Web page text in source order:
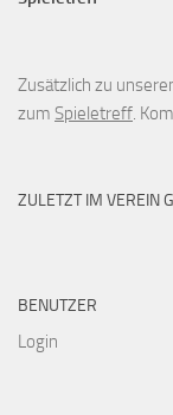
Zusätzlich zu
zum Spieletreff.
ZULETZT IM VEREIN
BENUTZER
Login